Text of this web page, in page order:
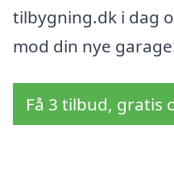
tilbygning.dk i dag
mod din nye
Få 3 tilbud, gratis